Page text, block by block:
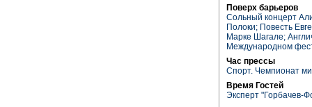
Поверх барьеров
Сольный концерт
Полоки; Повесть
Марке Шагале;
Международном
Час прессы
Спорт. Чемпионат
Время Гостей
Эксперт "Горбачев-